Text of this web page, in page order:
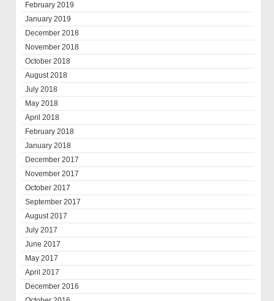
February 2019
January 2019
December 2018
November 2018
October 2018
August 2018
July 2018
May 2018
April 2018
February 2018
January 2018
December 2017
November 2017
October 2017
September 2017
August 2017
July 2017
June 2017
May 2017
April 2017
December 2016